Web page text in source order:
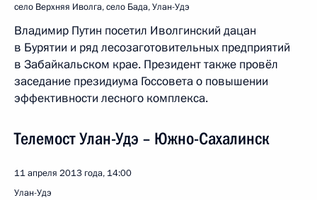
село Верхняя Иволга, село Бада, Улан-Удэ
Владимир Путин посетил Иволгинский дацан
в Бурятии и ряд лесозаготовительных предприятий
в Забайкальском крае. Президент также провёл
заседание президиума Госсовета о повышении
эффективности лесного комплекса.
Телемост Улан-Удэ – Южно-Сахалинск
11 апреля 2013 года, 14:00
Улан-Удэ